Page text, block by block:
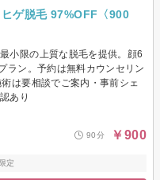
ヒゲ脱毛 97%OFF〈900
小限の上質な脱毛を提供。顔6
ラン。予約は無料カウンセリン
は要相談でご案内・事前シェ
あり
90分 ￥900
定